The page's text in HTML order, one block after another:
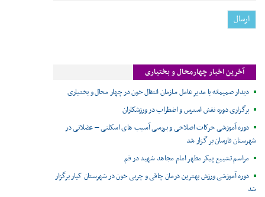
آخرین اخبار چهارمحال و بختیاری
دیدار صمیمانه با مدیر عامل سازمان انتقال خون در چهار محال و بختیاری
برگزاری دوره نقش استرس و اضطراب در ورزشکاران
دوره آموزشی حرکات اصلاحی و بررسی آسیب های اسکلتی – عضلانی در
شهرستان فارسان بر گزار شد
مراسم تشییع پیکر مطهر امام مجاهد شهید در قم
دوره آموزشی ورزش بهترین درمان چاقی و چربی خون در شهرستان کیار برگزار
شد